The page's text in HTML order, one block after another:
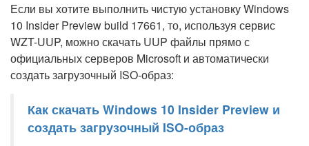
Если вы хотите выполнить чистую установку Windows
10 Insider Preview build 17661, то, используя сервис
WZT-UUP, можно скачать UUP файлы прямо с
официальных серверов Microsoft и автоматически
создать загрузочный ISO-образ:
Как скачать Windows 10 Insider Preview и
создать загрузочный ISO-образ